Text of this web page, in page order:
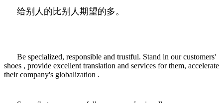
给别人的比别人期望的多。
Be specialized, responsible and trustful. Stand in our customers'
shoes , provide excellent translation and services for them, accelerate
their company's globalization .